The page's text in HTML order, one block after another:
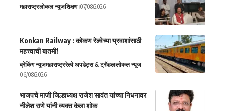
महाराष्ट्रलोकल न्यूजशिक्षण 07/08/2026
Konkan Railway : कोकण रेल्वेच्या प्रवाशांसाठी
महत्त्वाची बातमी!
ब्रेकिंग न्यूजमहाराष्ट्ररेल्वे अपडेट्स & ट्रॅव्हललोकल न्यूज
06/08/2026
भाजपचे माजी जिल्हाध्यक्ष राजेश सावंत यांच्या निधनावर
नीलेश राणे यांनी व्यक्त केला शोक